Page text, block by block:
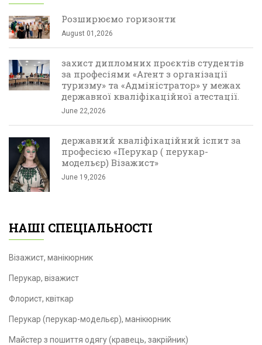
Розширюємо горизонти
August 01,2026
захист дипломних проєктів студентів
за професіями «Агент з організації
туризму» та «Адміністратор» у межах
державної кваліфікаційної атестації.
June 22,2026
державний кваліфікаційний іспит за
професією «Перукар ( перукар-
модельєр) Візажист»
June 19,2026
НАШІ СПЕЦІАЛЬНОСТІ
Візажист, манікюрник
Перукар, візажист
Флорист, квіткар
Перукар (перукар-модельєр), манікюрник
Майстер з пошиття одягу (кравець, закрійник)